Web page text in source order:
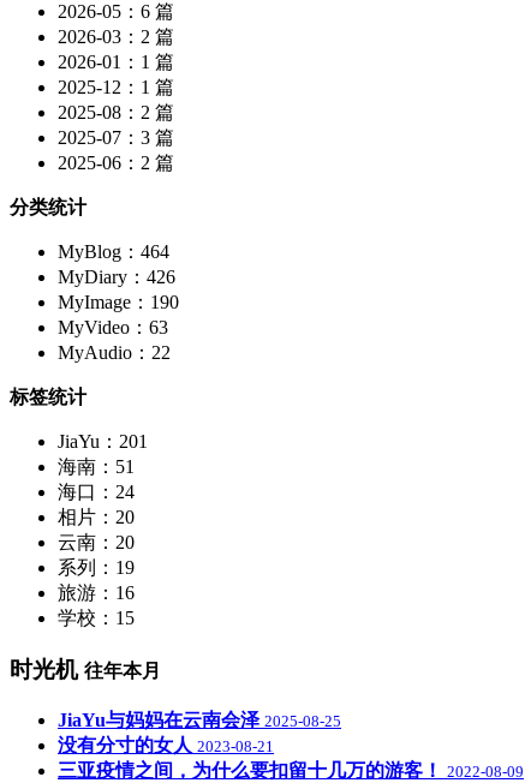
2026-05：6 篇
2026-03：2 篇
2026-01：1 篇
2025-12：1 篇
2025-08：2 篇
2025-07：3 篇
2025-06：2 篇
分类统计
MyBlog：464
MyDiary：426
MyImage：190
MyVideo：63
MyAudio：22
标签统计
JiaYu：201
海南：51
海口：24
相片：20
云南：20
系列：19
旅游：16
学校：15
时光机 往年本月
JiaYu与妈妈在云南会泽 2025-08-25
没有分寸的女人 2023-08-21
三亚疫情之间，为什么要扣留十几万的游客！ 2022-08-09